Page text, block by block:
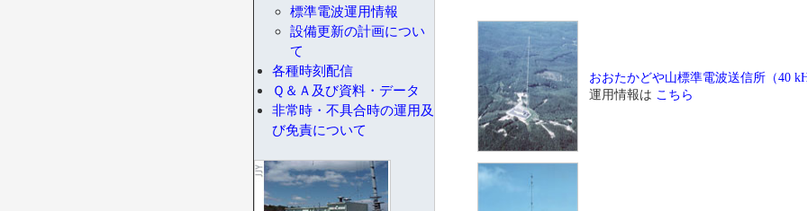
標準電波運用情報
設備更新の計画につい
て
各種時刻配信
Ｑ＆Ａ及び資料・データ
非常時・不具合時の運用及
び免責について
おおたかどや山標準電波送信所（40
運用情報は こちら